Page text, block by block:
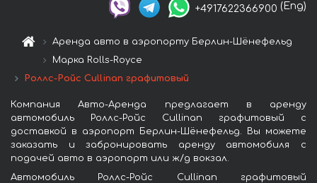
+4917622366900 (Eng)
Аренда авто в аэропорту Берлин-Шёнефельд
Марка Rolls-Royce
Роллс-Ройс Cullinan графитовый
Компания Авто-Аренда предлагает в аренду
автомобиль Роллс-Ройс Cullinan графитовый с
доставкой в аэропорт Берлин-Шёнефельд. Вы можете
заказать и забронировать аренду автомобиля с
подачей авто в аэропорт или ж/д вокзал.
Автомобиль Роллс-Ройс Cullinan графитовый